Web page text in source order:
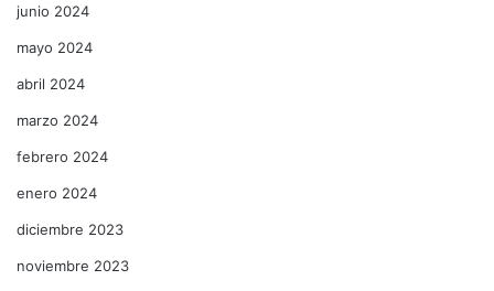
junio 2024
mayo 2024
abril 2024
marzo 2024
febrero 2024
enero 2024
diciembre 2023
noviembre 2023